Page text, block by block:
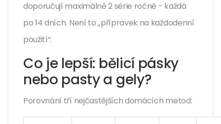
doporučují maximálně 2 série ročně - každá
po 14 dních. Není to „přípravek na každodenní
použití“.
Co je lepší: bělicí pásky
nebo pasty a gely?
Porovnání tří nejčastějších domácích metod: